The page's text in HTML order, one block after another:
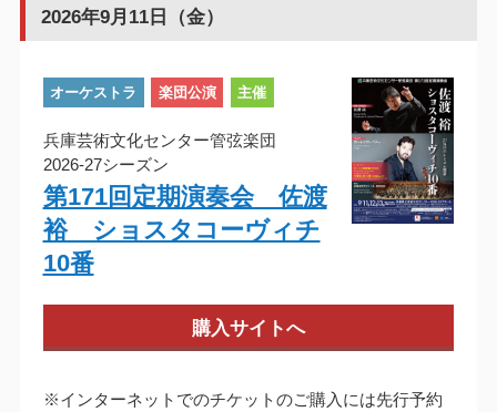
2026年9月11日（金）
オーケストラ 楽団公演 主催
兵庫芸術文化センター管弦楽団
2026-27シーズン
第171回定期演奏会 佐渡
裕 ショスタコーヴィチ
10番
購入サイトへ
※インターネットでのチケットのご購入には先行予約